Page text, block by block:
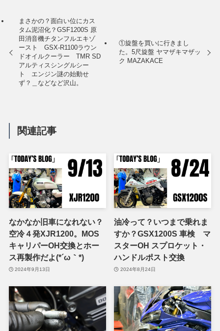
まさかの？面白い位にカス
タム泥沼化？GSF1200S 原
田消音機チタンフルエキゾ
ースト GSX-R1100ラウン
ドオイルクーラー TMR SD
アルティスシングルシー
ト エンジン謎の始動せ
ず？＿などなど沢山。
①旋盤を買いに行きまし
た。5尺旋盤 ヤマザキマザッ
ク MAZAKACE
関連記事
なかなか旧車になれない？
空冷４発XJR1200。MOS
キャリパーOH交換とホー
ス再製作だよ(*´ω｀*)
2024年9月13日
油冷って？いつまで乗れま
すか？GSX1200S 車検 マ
スターOH スプロケット・
ハンドルポスト交換
2024年8月24日